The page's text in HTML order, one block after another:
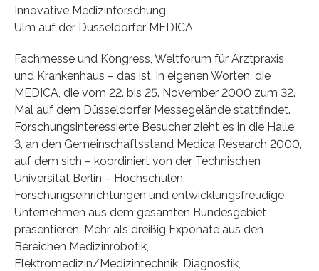
Innovative Medizinforschung
Ulm auf der Düsseldorfer MEDICA
Fachmesse und Kongress, Weltforum für Arztpraxis
und Krankenhaus – das ist, in eigenen Worten, die
MEDICA, die vom 22. bis 25. November 2000 zum 32.
Mal auf dem Düsseldorfer Messegelände stattfindet.
Forschungsinteressierte Besucher zieht es in die Halle
3, an den Gemeinschaftsstand Medica Research 2000,
auf dem sich – koordiniert von der Technischen
Universität Berlin – Hochschulen,
Forschungseinrichtungen und entwicklungsfreudige
Unternehmen aus dem gesamten Bundesgebiet
präsentieren. Mehr als dreißig Exponate aus den
Bereichen Medizinrobotik,
Elektromedizin/Medizintechnik, Diagnostik,